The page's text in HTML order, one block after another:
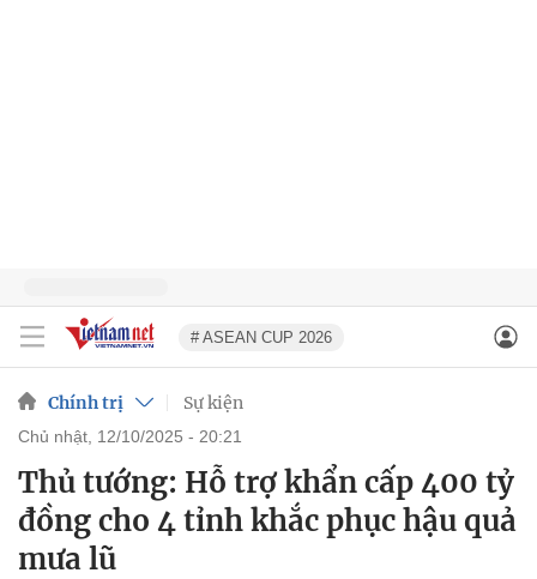
# ASEAN CUP 2026
Chính trị Sự kiện
chủ nhật, 12/10/2025 - 20:21
Thủ tướng: Hỗ trợ khẩn cấp 400 tỷ
đồng cho 4 tỉnh khắc phục hậu quả
mưa lũ